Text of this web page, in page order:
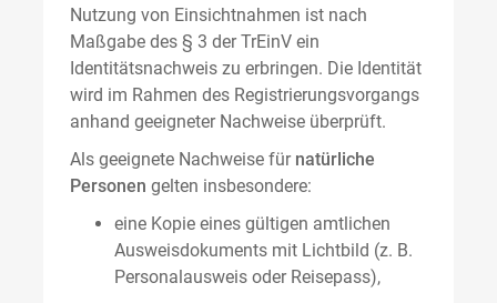
Nutzung von Einsichtnahmen ist nach
Maßgabe des § 3 der TrEinV ein
Identitätsnachweis zu erbringen. Die Identität
wird im Rahmen des Registrierungsvorgangs
anhand geeigneter Nachweise überprüft.
Als geeignete Nachweise für natürliche
Personen gelten insbesondere:
eine Kopie eines gültigen amtlichen
Ausweisdokuments mit Lichtbild (z. B.
Personalausweis oder Reisepass),